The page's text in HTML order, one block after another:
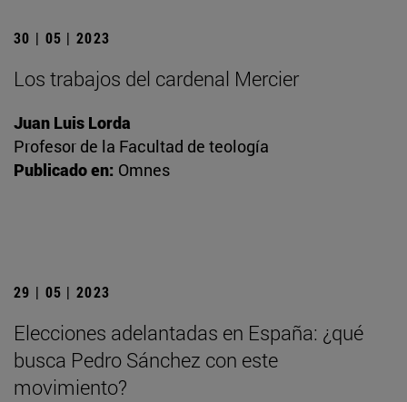
30 | 05 | 2023
Los trabajos del cardenal Mercier
Juan Luis Lorda
Profesor de la Facultad de teología
Publicado en: Omnes
29 | 05 | 2023
Elecciones adelantadas en España: ¿qué
busca Pedro Sánchez con este
movimiento?